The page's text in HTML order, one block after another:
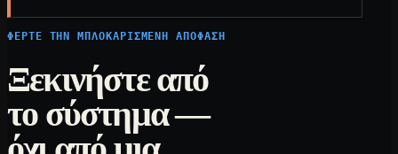
ΦΈΡΤΕ ΤΗΝ ΜΠΛΟΚΑΡΙΣΜΈΝΗ ΑΠΌΦΑΣΗ
Ξεκινήστε από
το σύστημα —